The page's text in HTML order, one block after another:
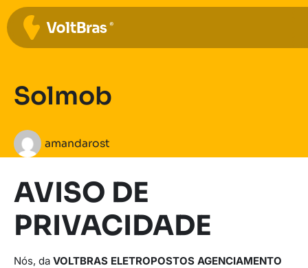
Solmob
amandarost
AVISO DE
PRIVACIDADE
Nós, da VOLTBRAS ELETROPOSTOS AGENCIAMENTO